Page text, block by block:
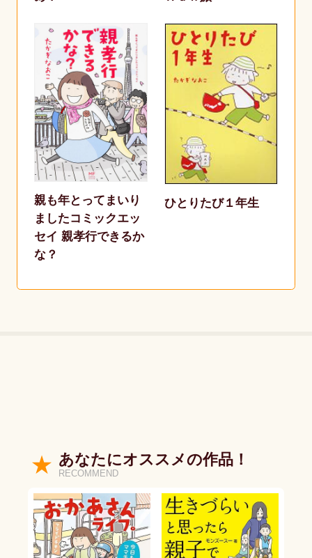
親も年とってまいり
ましたコミックエッ
セイ 親孝行できるか
な？
ひとりたび１年生
あなたにオススメの作品！
RECOMMEND